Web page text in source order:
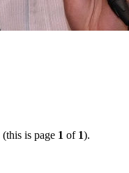
(this is page 1 of 1).